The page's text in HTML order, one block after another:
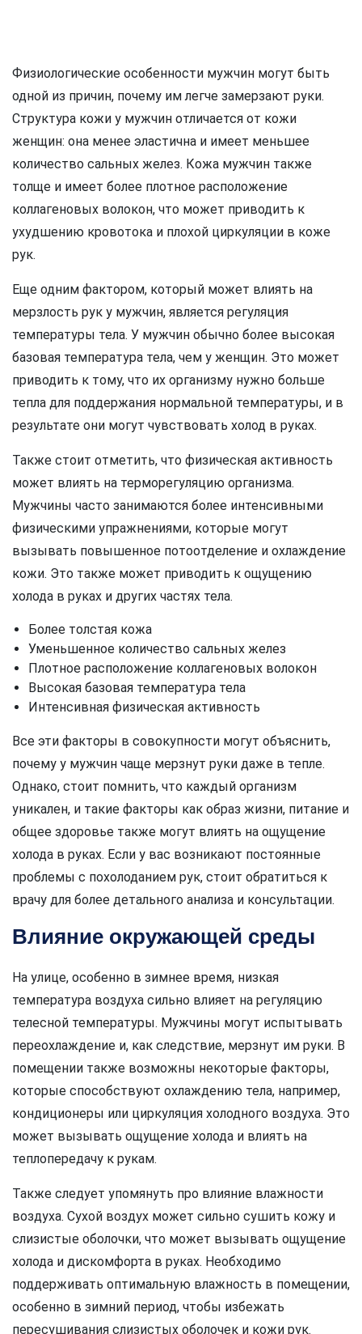
Физиологические особенности мужчин могут быть
одной из причин, почему им легче замерзают руки.
Структура кожи у мужчин отличается от кожи
женщин: она менее эластична и имеет меньшее
количество сальных желез. Кожа мужчин также
толще и имеет более плотное расположение
коллагеновых волокон, что может приводить к
ухудшению кровотока и плохой циркуляции в коже
рук.
Еще одним фактором, который может влиять на
мерзлость рук у мужчин, является регуляция
температуры тела. У мужчин обычно более высокая
базовая температура тела, чем у женщин. Это может
приводить к тому, что их организму нужно больше
тепла для поддержания нормальной температуры, и в
результате они могут чувствовать холод в руках.
Также стоит отметить, что физическая активность
может влиять на терморегуляцию организма.
Мужчины часто занимаются более интенсивными
физическими упражнениями, которые могут
вызывать повышенное потоотделение и охлаждение
кожи. Это также может приводить к ощущению
холода в руках и других частях тела.
Более толстая кожа
Уменьшенное количество сальных желез
Плотное расположение коллагеновых волокон
Высокая базовая температура тела
Интенсивная физическая активность
Все эти факторы в совокупности могут объяснить,
почему у мужчин чаще мерзнут руки даже в тепле.
Однако, стоит помнить, что каждый организм
уникален, и такие факторы как образ жизни, питание и
общее здоровье также могут влиять на ощущение
холода в руках. Если у вас возникают постоянные
проблемы с похолоданием рук, стоит обратиться к
врачу для более детального анализа и консультации.
Влияние окружающей среды
На улице, особенно в зимнее время, низкая
температура воздуха сильно влияет на регуляцию
телесной температуры. Мужчины могут испытывать
переохлаждение и, как следствие, мерзнут им руки. В
помещении также возможны некоторые факторы,
которые способствуют охлаждению тела, например,
кондиционеры или циркуляция холодного воздуха. Это
может вызывать ощущение холода и влиять на
теплопередачу к рукам.
Также следует упомянуть про влияние влажности
воздуха. Сухой воздух может сильно сушить кожу и
слизистые оболочки, что может вызывать ощущение
холода и дискомфорта в руках. Необходимо
поддерживать оптимальную влажность в помещении,
особенно в зимний период, чтобы избежать
пересушивания слизистых оболочек и кожи рук.